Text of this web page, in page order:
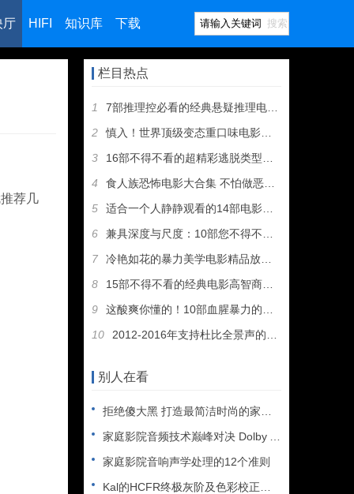
厅 HIFI 知识库 下载 搜索
荐几
栏目热点
1
7部推理控必看的经典悬疑推理电影，看完可以当侦探了
2
慎入！世界顶级变态重口味电影都在这，够胆你就来
3
16部不得不看的超精彩逃脱类型影片，抱走吧!
4
食人族恐怖电影大合集 不怕做恶梦的看过来
5
适合一个人静静观看的14部电影佳作
6
兼具深度与尺度：10部您不得不看的性感影片
7
冷艳如花的暴力美学电影精品放送，切记：少儿不宜
8
15部不得不看的经典电影高智商犯罪神片
9
这酸爽你懂的！10部血腥暴力的重口味电影推荐
10
2012-2016年支持杜比全景声的电影都在这了
别人在看
拒绝傻大黑 打造最简洁时尚的家庭影院
家庭影院音频技术巅峰对决 Dolby Atmos与Auro
家庭影院音响声学处理的12个准则
Kal的HCFR终极灰阶及色彩校正手册(原创翻译)一